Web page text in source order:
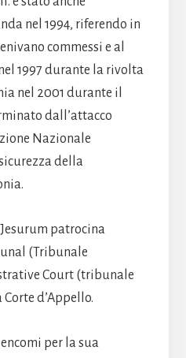
nel 1994, riferendo in
commessi e al
1997 durante la rivolta
nel 2001 durante il
dall’attacco
Nazionale
della
patrocina
(Tribunale
Court (tribunale
d’Appello.
per la sua